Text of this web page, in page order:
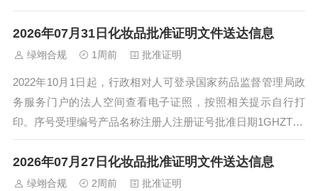
601573迪诗柔染发膏6....
2026年07月31日化妆品批准证明文件送达信息
绿翊合规 1周前 批准证明
2022年10月1日起，行政相对人可登录国家药品监督管理局政
务服务门户的法人空间查看电子证照，按照相关提示自行打
印。序号受理编号产品名称注册人注册证号批准日期1GHZTX2
601560丁家宜美白防晒乳...
2026年07月27日化妆品批准证明文件送达信息
绿翊合规 2周前 批准证明